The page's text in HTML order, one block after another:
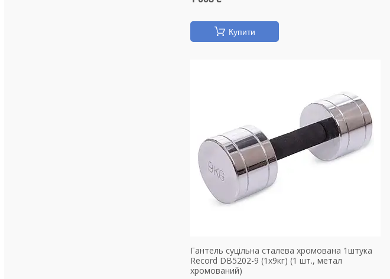
Купити
Гантель суцільна сталева хромована 1штука
Record DB5202-9 (1x9кг) (1 шт., метал
хромований)